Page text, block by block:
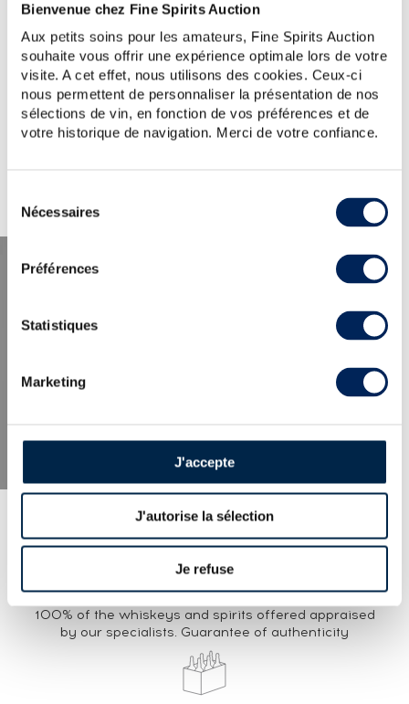
Bienvenue chez Fine Spirits Auction
Aux petits soins pour les amateurs, Fine Spirits Auction
souhaite vous offrir une expérience optimale lors de votre
visite. A cet effet, nous utilisons des cookies. Ceux-ci
nous permettent de personnaliser la présentation de nos
sélections de vin, en fonction de vos préférences et de
votre historique de navigation. Merci de votre confiance.
consentement
Nécessaires
Préférences
Statistiques
Marketing
J'accepte
J'autorise la sélection
Je refuse
TIP:Check the spelling, word order or reduce your search
to one key word.
For further assistance, visit thehelp section.
You can also create an alert by clicking the button below.
Create a new alert
EXPERTISE
100% of the whiskeys and spirits offered appraised
by our specialists. Guarantee of authenticity